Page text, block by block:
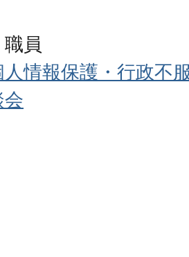
員
情報保護・行政不
会